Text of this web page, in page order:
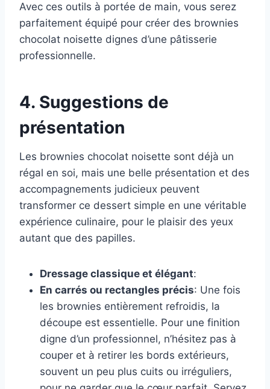
Avec ces outils à portée de main, vous serez
parfaitement équipé pour créer des brownies
chocolat noisette dignes d’une pâtisserie
professionnelle.
4. Suggestions de
présentation
Les brownies chocolat noisette sont déjà un
régal en soi, mais une belle présentation et des
accompagnements judicieux peuvent
transformer ce dessert simple en une véritable
expérience culinaire, pour le plaisir des yeux
autant que des papilles.
Dressage classique et élégant:
En carrés ou rectangles précis: Une fois
les brownies entièrement refroidis, la
découpe est essentielle. Pour une finition
digne d’un professionnel, n’hésitez pas à
couper et à retirer les bords extérieurs,
souvent un peu plus cuits ou irréguliers,